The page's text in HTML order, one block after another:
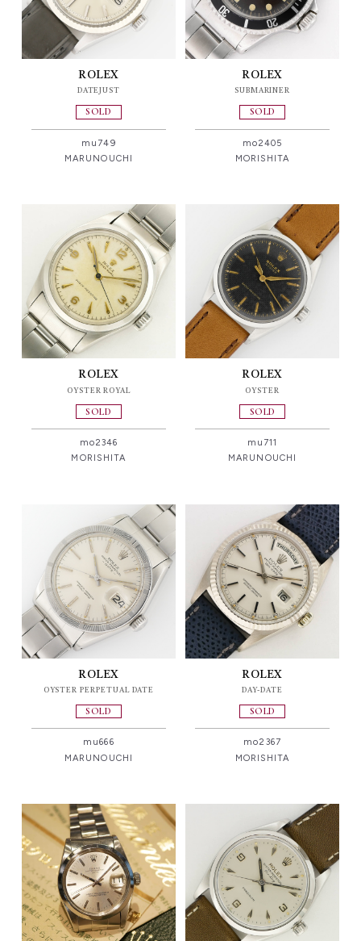
ROLEX
DATEJUST
SOLD
mu749
MARUNOUCHI
ROLEX
SUBMARINER
SOLD
mo2405
MORISHITA
ROLEX
OYSTER ROYAL
SOLD
mo2346
MORISHITA
ROLEX
OYSTER
SOLD
mu711
MARUNOUCHI
ROLEX
OYSTER PERPETUAL DATE
SOLD
mu666
MARUNOUCHI
ROLEX
DAY-DATE
SOLD
mo2367
MORISHITA